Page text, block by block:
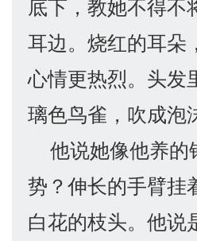
耳边。烧红的耳朵
心情更热烈。头发
璃色鸟雀，吹成泡
他说她像他养的
势？伸长的手臂挂
白花的枝头。他说